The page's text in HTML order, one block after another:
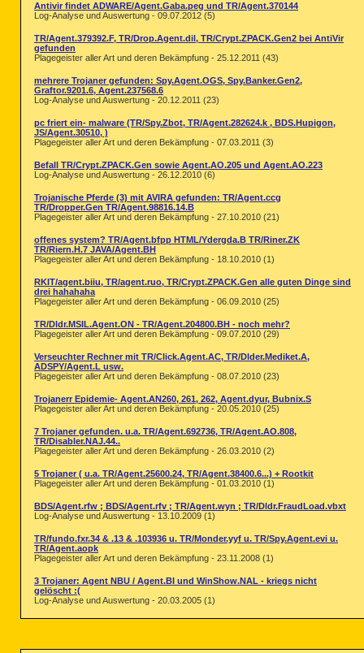
Antivir findet ADWARE/Agent.Gaba.peg und TR/Agent.370144
Log-Analyse und Auswertung - 09.07.2012 (5)
TR/Agent.379392.F, TR/Drop.Agent.dil, TR/Crypt.ZPACK.Gen2 bei AntiVir
gefunden
Plagegeister aller Art und deren Bekämpfung - 25.12.2011 (43)
mehrere Trojaner gefunden: Spy.Agent.OGS, Spy.Banker.Gen2,
Graftor.9201.6, Agent.237568.6
Log-Analyse und Auswertung - 20.12.2011 (23)
pc friert ein- malware (TR/Spy.Zbot, TR/Agent.282624.k , BDS.Hupigon,
JS/Agent.30510, )
Plagegeister aller Art und deren Bekämpfung - 07.03.2011 (3)
Befall TR/Crypt.ZPACK.Gen sowie Agent.AO.205 und Agent.AO.223
Log-Analyse und Auswertung - 26.12.2010 (6)
Trojanische Pferde (3) mit AVIRA gefunden: TR/Agent.ccg
TR/Dropper.Gen TR/Agent.98816.14.B
Plagegeister aller Art und deren Bekämpfung - 27.10.2010 (21)
offenes system? TR/Agent.bfpp HTML/Ydergda.B TR/Riner.ZK
TR/Riern.H.7 JAVA/Agent.BH
Plagegeister aller Art und deren Bekämpfung - 18.10.2010 (1)
RKIT/agent.biiu, TR/agent.ruo, TR/Crypt.ZPACK.Gen alle guten Dinge sind
drei hahahaha
Plagegeister aller Art und deren Bekämpfung - 06.09.2010 (25)
TR/Dldr.MSIL.Agent.ON - TR/Agent.204800.BH - noch mehr?
Plagegeister aller Art und deren Bekämpfung - 09.07.2010 (29)
Verseuchter Rechner mit TR/Click.Agent.AC, TR/Dlder.Mediket.A,
ADSPY/Agent.L usw.
Plagegeister aller Art und deren Bekämpfung - 08.07.2010 (23)
Trojanerr Epidemie- Agent.AN260, 261, 262, Agent.dyur, Bubnix.S
Plagegeister aller Art und deren Bekämpfung - 20.05.2010 (25)
7 Trojaner gefunden. u.a. TR/Agent.692736, TR/Agent.AO.808,
TR/Disabler.NAJ.44..
Plagegeister aller Art und deren Bekämpfung - 26.03.2010 (2)
5 Trojaner ( u.a. TR/Agent.25600.24, TR/Agent.38400.6...) + Rootkit
Plagegeister aller Art und deren Bekämpfung - 01.03.2010 (1)
BDS/Agent.rfw ; BDS/Agent.rfv ; TR/Agent.wyn ; TR/Dldr.FraudLoad.vbxt
Log-Analyse und Auswertung - 13.10.2009 (1)
TR/fundo.fxr.34 & .13 & .103936 u. TR/Monder.yyf u. TR/Spy.Agent.evi u.
TR/Agent.aopk
Plagegeister aller Art und deren Bekämpfung - 23.11.2008 (1)
3 Trojaner: Agent NBU / Agent.BI und WinShow.NAL - kriegs nicht
gelöscht :(
Log-Analyse und Auswertung - 20.03.2005 (1)